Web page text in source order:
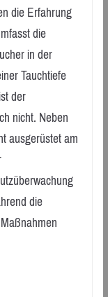
die Erfahrung
die
in der
Tauchtiefe
der
nicht. Neben
ausgerüstet am
die